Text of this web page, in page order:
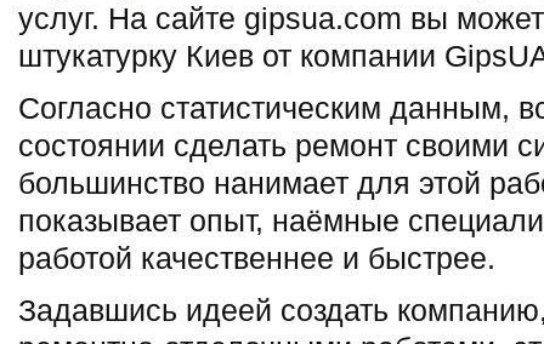
услуг. На сайте gipsua.com вы
штукатурку Киев от компании
Согласно статистическим данным,
состоянии сделать ремонт своими
большинство нанимает для этой
показывает опыт, наёмные
работой качественнее и быстрее.
Задавшись идеей создать